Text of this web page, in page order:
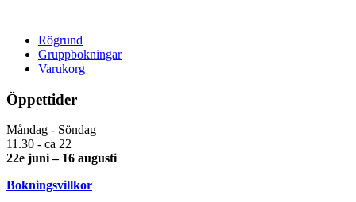
Rögrund
Gruppbokningar
Varukorg
Öppettider
Måndag - Söndag
11.30 - ca 22
22e juni – 16 augusti
Bokningsvillkor